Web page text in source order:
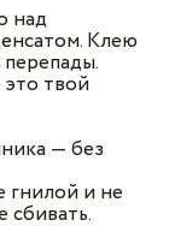
над
Клею
это твой
— без
гнилой и не